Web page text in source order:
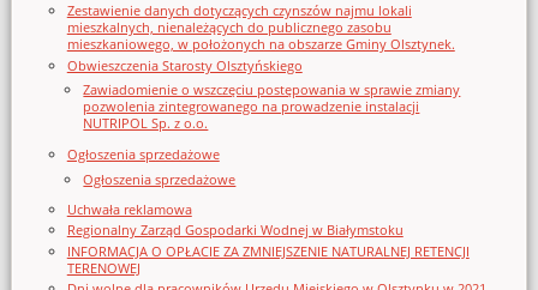
Zestawienie danych dotyczących czynszów najmu lokali
mieszkalnych, nienależących do publicznego zasobu
mieszkaniowego, w położonych na obszarze Gminy Olsztynek.
Obwieszczenia Starosty Olsztyńskiego
Zawiadomienie o wszczęciu postępowania w sprawie zmiany
pozwolenia zintegrowanego na prowadzenie instalacji
NUTRIPOL Sp. z o.o.
Ogłoszenia sprzedażowe
Ogłoszenia sprzedażowe
Uchwała reklamowa
Regionalny Zarząd Gospodarki Wodnej w Białymstoku
INFORMACJA O OPŁACIE ZA ZMNIEJSZENIE NATURALNEJ RETENCJI
TERENOWEJ